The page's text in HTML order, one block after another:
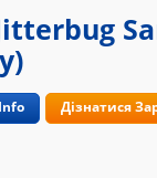
Дізнатися